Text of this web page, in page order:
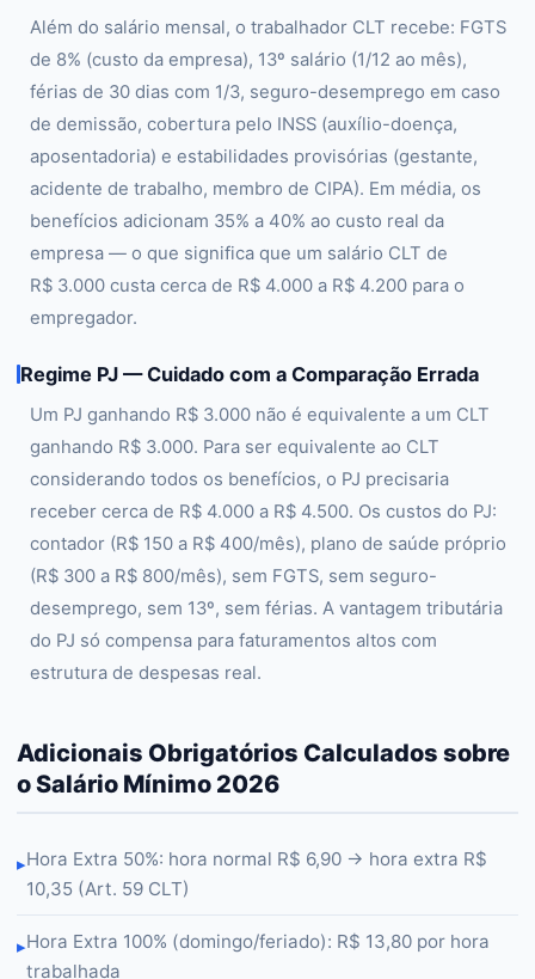
Além do salário mensal, o trabalhador CLT recebe: FGTS
de 8% (custo da empresa), 13º salário (1/12 ao mês),
férias de 30 dias com 1/3, seguro-desemprego em caso
de demissão, cobertura pelo INSS (auxílio-doença,
aposentadoria) e estabilidades provisórias (gestante,
acidente de trabalho, membro de CIPA). Em média, os
benefícios adicionam 35% a 40% ao custo real da
empresa — o que significa que um salário CLT de
R$ 3.000 custa cerca de R$ 4.000 a R$ 4.200 para o
empregador.
Regime PJ — Cuidado com a Comparação Errada
Um PJ ganhando R$ 3.000 não é equivalente a um CLT
ganhando R$ 3.000. Para ser equivalente ao CLT
considerando todos os benefícios, o PJ precisaria
receber cerca de R$ 4.000 a R$ 4.500. Os custos do PJ:
contador (R$ 150 a R$ 400/mês), plano de saúde próprio
(R$ 300 a R$ 800/mês), sem FGTS, sem seguro-
desemprego, sem 13º, sem férias. A vantagem tributária
do PJ só compensa para faturamentos altos com
estrutura de despesas real.
Adicionais Obrigatórios Calculados sobre
o Salário Mínimo 2026
▸Hora Extra 50%: hora normal R$ 6,90 → hora extra R$
10,35 (Art. 59 CLT)
▸Hora Extra 100% (domingo/feriado): R$ 13,80 por hora
trabalhada